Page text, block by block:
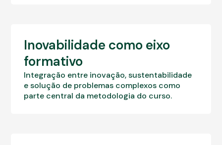
Inovabilidade como eixo
formativo
Integração entre inovação, sustentabilidade
e solução de problemas complexos como
parte central da metodologia do curso.